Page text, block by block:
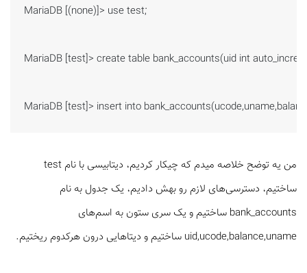
MariaDB [(none)]> use test;
MariaDB [test]> create table bank_accounts(uid int
MariaDB [test]> insert into
من یه توضح خلاصه میدم که چیکار کردیم، دیتابیسی با نام test
ساختیم، دسترسی‌های لازم رو بهش دادیم، یک جدول به نام
bank_accounts ساختیم و یک سری ستون به اسم‌های
uid,ucode,balance,uname ساختیم و دیتاهایی درون هرکدوم ریختیم.